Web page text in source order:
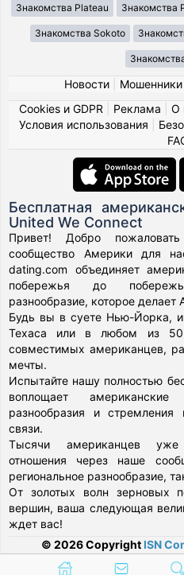
Знакомства Plateau Знакомства
Знакомства Sokoto
Новости| Мошенники
Cookies и GDPR
Реклама О
Условия использования
Бесплатная
United We Connect
Привет! Добро
сообщество Америки для
dating.com объединяет
побережья до
разнообразие, которое делает
Будь вы в суете Нью-Йорка,
Техаса или в любом из 50
совместимых американцев,
мечты.
Испытайте нашу полностью
воплощает американские
разнообразия и
связи.
Тысячи американцев уже
отношения через наше
региональное разнообразие,
От золотых волн зерновых
вершин, ваша следующая
ждет вас!
© 2026 Copyright ISN